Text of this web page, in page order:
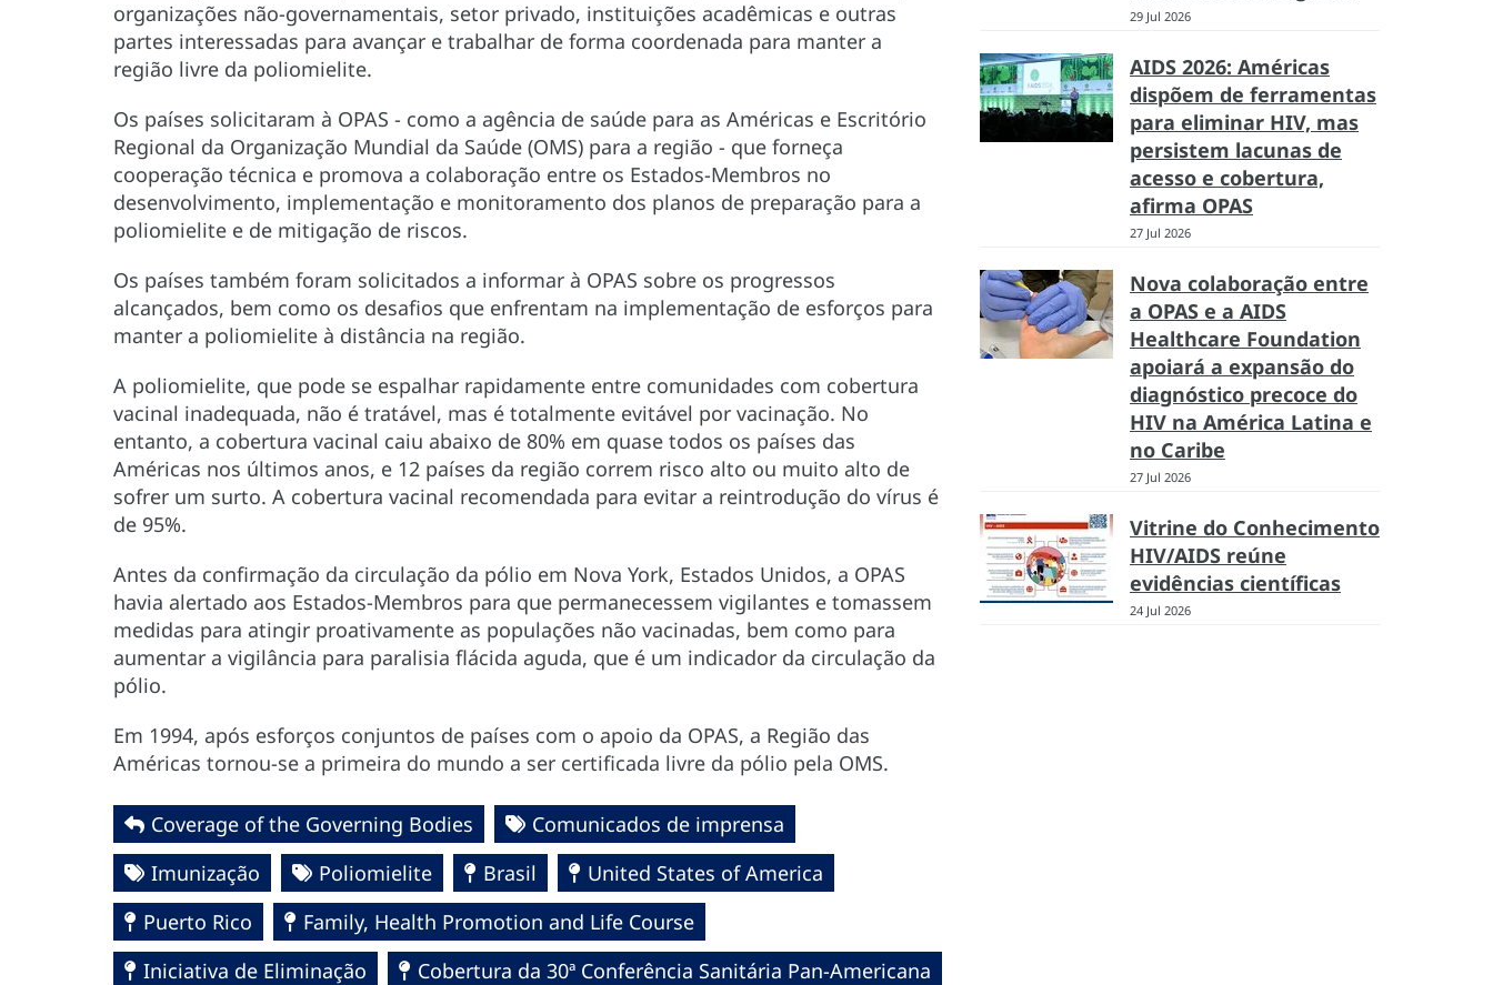
organizações não-governamentais, setor privado, instituições acadêmicas e outras
partes interessadas para avançar e trabalhar de forma coordenada para manter a
região livre da poliomielite.
Os países solicitaram à OPAS - como a agência de saúde para as Américas e Escritório
Regional da Organização Mundial da Saúde (OMS) para a região - que forneça
cooperação técnica e promova a colaboração entre os Estados-Membros no
desenvolvimento, implementação e monitoramento dos planos de preparação para a
poliomielite e de mitigação de riscos.
Os países também foram solicitados a informar à OPAS sobre os progressos
alcançados, bem como os desafios que enfrentam na implementação de esforços para
manter a poliomielite à distância na região.
A poliomielite, que pode se espalhar rapidamente entre comunidades com cobertura
vacinal inadequada, não é tratável, mas é totalmente evitável por vacinação. No
entanto, a cobertura vacinal caiu abaixo de 80% em quase todos os países das
Américas nos últimos anos, e 12 países da região correm risco alto ou muito alto de
sofrer um surto. A cobertura vacinal recomendada para evitar a reintrodução do vírus é
de 95%.
Antes da confirmação da circulação da pólio em Nova York, Estados Unidos, a OPAS
havia alertado aos Estados-Membros para que permanecessem vigilantes e tomassem
medidas para atingir proativamente as populações não vacinadas, bem como para
aumentar a vigilância para paralisia flácida aguda, que é um indicador da circulação da
pólio.
Em 1994, após esforços conjuntos de países com o apoio da OPAS, a Região das
Américas tornou-se a primeira do mundo a ser certificada livre da pólio pela OMS.
Coverage of the Governing Bodies
Comunicados de imprensa
Imunização
Poliomielite Brasil
United States of America
Puerto Rico
Family, Health Promotion and Life Course
Iniciativa de Eliminação
Cobertura da 30ª Conferência Sanitária Pan-Americana
29 Jul 2026
AIDS 2026: Américas
dispõem de ferramentas
para eliminar HIV, mas
persistem lacunas de
acesso e cobertura,
afirma OPAS
27 Jul 2026
Nova colaboração entre
a OPAS e a AIDS
Healthcare Foundation
apoiará a expansão do
diagnóstico precoce do
HIV na América Latina e
no Caribe
27 Jul 2026
Vitrine do Conhecimento
HIV/AIDS reúne
evidências científicas
24 Jul 2026